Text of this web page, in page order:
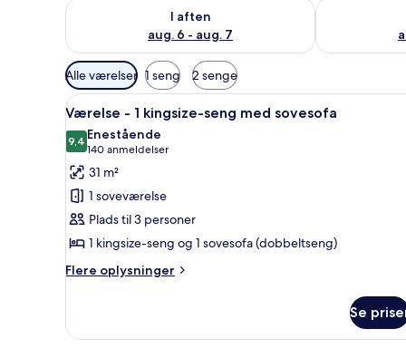
I aften
aug. 6 - aug. 7
Tjek tilgængelighed for i aften aug. 6 - aug. 7
Tjek
Tilgængelige
filtre
for
værelser
Alle værelser 1 seng 2 senge
Indlæs
alle
billeder
af
Værelse
-
1
kingsize-
seng
Et hotelværelse med seng,
9
Værelse - 1 kingsize-seng med sovesofa
9,49,4 ud af 10
Enestående
140 anmeldelser
(140
anmeldelser)
31 m²
1 soveværelse
Plads til 3 personer
1 kingsize-seng og 1 sovesofa (dobbeltseng)
Flere oplysninger
Flere
-
Se